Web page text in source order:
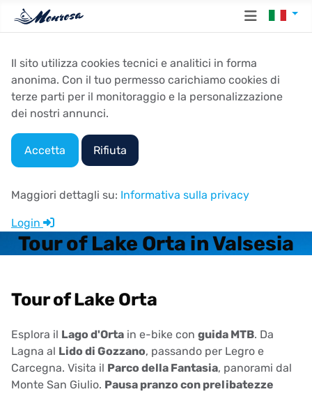
Il sito utilizza cookies tecnici e analitici in forma
anonima. Con il tuo permesso carichiamo cookies di
terze parti per il monitoraggio e la personalizzazione
dei nostri annunci.
Accetta Rifiuta
Maggiori dettagli su: Informativa sulla privacy
Login
Tour of Lake Orta in Valsesia
Tour of Lake Orta
Esplora il Lago d'Orta in e-bike con guida MTB. Da
Lagna al Lido di Gozzano, passando per Legro e
Carcegna. Visita il Parco della Fantasia, panorami dal
Monte San Giulio. Pausa pranzo con prelibatezze